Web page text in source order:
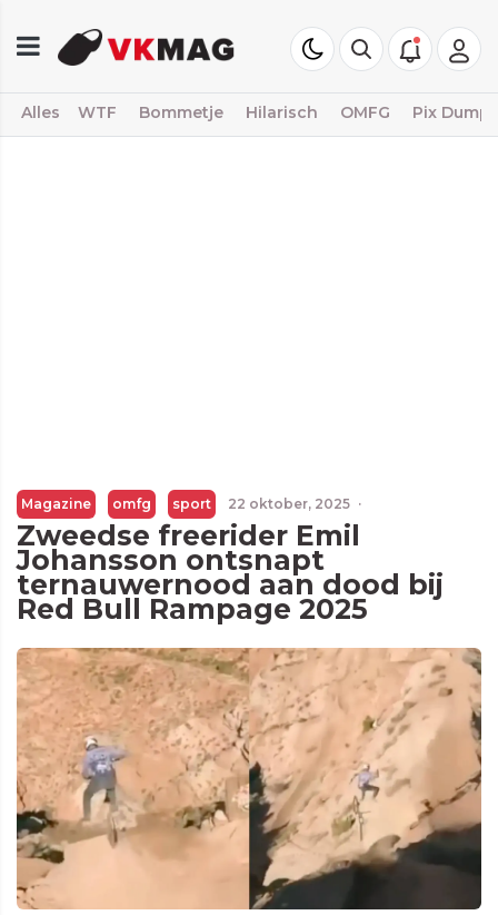
Alles WTF Bommetje Hilarisch OMFG Pix Dump
Magazine omfg sport 22 oktober, 2025 ·
Zweedse freerider Emil
Johansson ontsnapt
ternauwernood aan dood bij
Red Bull Rampage 2025